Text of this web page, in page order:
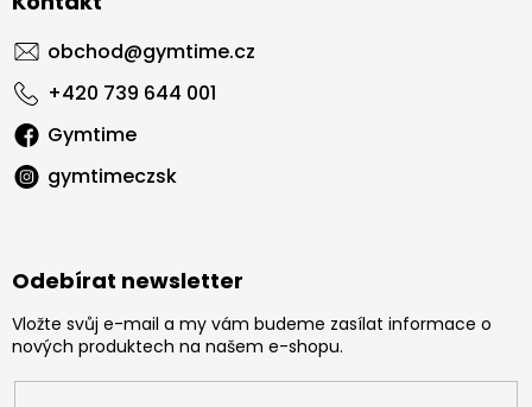
obchod@gymtime.cz
+420 739 644 001
Gymtime
gymtimeczsk
Odebírat newsletter
Vložte svůj e-mail a my vám budeme zasílat informace o
nových produktech na našem e-shopu.